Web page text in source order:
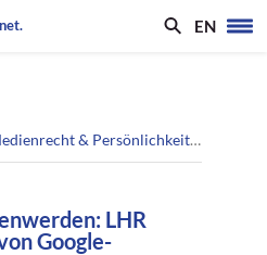
EN
& Persönlichkeitsrecht
LHR
Google-